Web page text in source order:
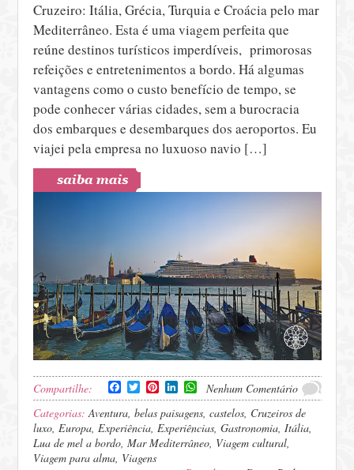
Cruzeiro: Itália, Grécia, Turquia e Croácia pelo mar
Mediterrâneo. Esta é uma viagem perfeita que
reúne destinos turísticos imperdíveis, primorosas
refeições e entretenimentos a bordo. Há algumas
vantagens como o custo benefício de tempo, se
pode conhecer várias cidades, sem a burocracia
dos embarques e desembarques dos aeroportos. Eu
viajei pela empresa no luxuoso navio […]
Compartilhe: Facebook
TwitterPinterestLinkedInWhatsApp
Nenhum Comentário
Categorias:Aventura ,belas paisagens ,castelos Cruzeiros de
luxo Europa Experiência Experiências ,Gastronomia Itália
Lua de mel a bordo ,Mar Mediterrâneo Viagem cultural
Viagem para alma Viagens